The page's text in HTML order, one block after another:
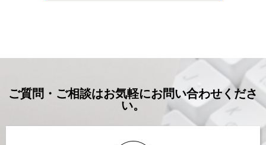
ご質問・ご相談はお気軽にお問い合わせくださ
い。